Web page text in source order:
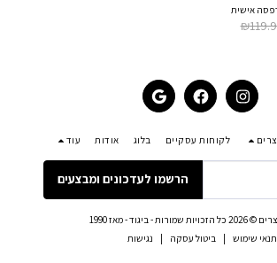
אישית
₪
לקוחות עסקיים בלוג אודות עוד
הרשמו לעדכונים ומבצעים
הזכויות שמורות -
ביגוד - מאז 1990
תנאי שימוש | ביטול עסקה | נגישות